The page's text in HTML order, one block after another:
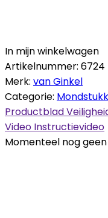
In mijn winkelwagen
Artikelnummer: 6724
Merk: van Ginkel
Categorie:
Productblad
Video Instructievideo
Momenteel nog